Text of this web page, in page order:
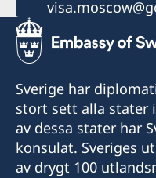
Sverige har
stort sett alla stater
av dessa stater har
konsulat. Sveriges
av drygt 100